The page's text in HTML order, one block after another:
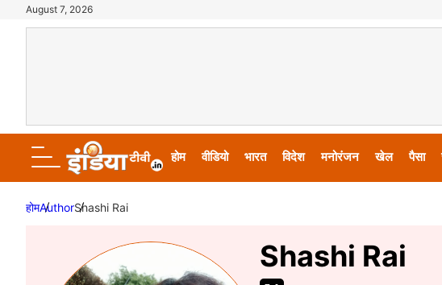
August 7, 2026
होम वीडियो भारत विदेश मनोरंजन खेल पैसा
होमAuthorShashi Rai
Shashi Rai